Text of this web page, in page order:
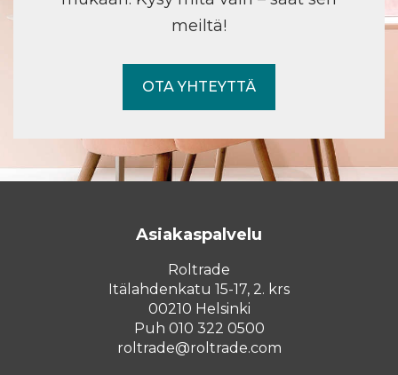
meiltä!
OTA YHTEYTTÄ
Asiakaspalvelu
Roltrade
Itälahdenkatu 15-17, 2. krs
00210 Helsinki
Puh 010 322 0500
roltrade@roltrade.com